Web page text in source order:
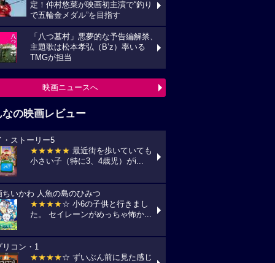
定！仲村悠菜が映画初主演で“釣り
で五輪金メダル”を目指す
「八つ墓村」悪夢的な予告編解禁、
主題歌は松本孝弘（B’z）率いる
TMGが担当
映画ニュースへ
なの映画レビュー
・ストーリー5
★★★★★ 最近街を歩いていても
小さい子（特に3、4歳児）がi...
ちいかわ 人魚の島のひみつ
★★★★☆ 小6の子供と行きまし
た。 セイレーンがめっちゃ怖か...
リコン・1
★★★★☆ ずいぶん前に見た感じ